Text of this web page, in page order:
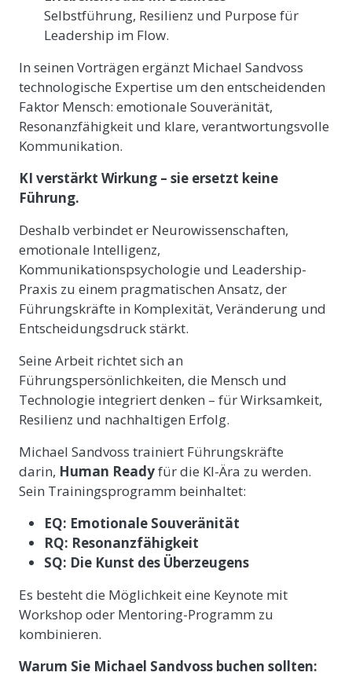
Selbstführung, Resilienz und Purpose für
Leadership im Flow.
In seinen Vorträgen ergänzt Michael Sandvoss
technologische Expertise um den entscheidenden
Faktor Mensch: emotionale Souveränität,
Resonanzfähigkeit und klare, verantwortungsvolle
Kommunikation.
KI verstärkt Wirkung – sie ersetzt keine
Führung.
Deshalb verbindet er Neurowissenschaften,
emotionale Intelligenz,
Kommunikationspsychologie und Leadership-
Praxis zu einem pragmatischen Ansatz, der
Führungskräfte in Komplexität, Veränderung und
Entscheidungsdruck stärkt.
Seine Arbeit richtet sich an
Führungspersönlichkeiten, die Mensch und
Technologie integriert denken – für Wirksamkeit,
Resilienz und nachhaltigen Erfolg.
Michael Sandvoss trainiert Führungskräfte
darin, Human Readyfür die KI-Ära zu werden.
Sein Trainingsprogramm beinhaltet:
EQ: Emotionale Souveränität
RQ: Resonanzfähigkeit
SQ: Die Kunst des Überzeugens
Es besteht die Möglichkeit eine Keynote mit
Workshop oder Mentoring-Programm zu
kombinieren.
Warum Sie Michael Sandvoss buchen sollten: